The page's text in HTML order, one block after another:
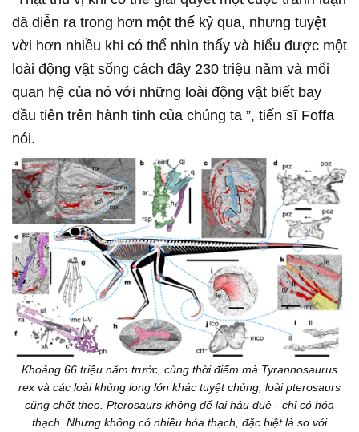
đã diễn ra trong hơn một thế kỷ qua, nhưng tuyệt
vời hơn nhiều khi có thể nhìn thấy và hiểu được một
loài động vật sống cách đây 230 triệu năm và mối
quan hệ của nó với những loài động vật biết bay
đầu tiên trên hành tinh của chúng ta ”, tiến sĩ Foffa
nói.
Khoảng 66 triệu năm trước, cùng thời điểm mà Tyrannosaurus
rex và các loài khủng long lớn khác tuyệt chủng, loài pterosaurs
cũng chết theo. Pterosaurs không để lại hậu duệ - chỉ có hóa
thạch. Nhưng không có nhiều hóa thạch, đặc biệt là so với